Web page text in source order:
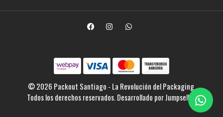
© 2026 Packout Santiago - La Revolución del Packaging.
Todos los derechos reservados.Desarrollado por Jumpseller .